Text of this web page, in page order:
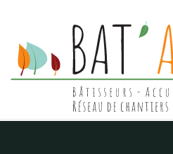
content
BAT'ACC